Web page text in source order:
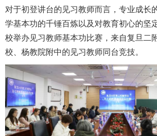
对于初登讲台的见习教师而言，专业成长
学基本功的千锤百炼以及对教育初心的坚
校举办见习教师基本功比赛，来自复旦二
校、杨教院附中的见习教师同台竞技。